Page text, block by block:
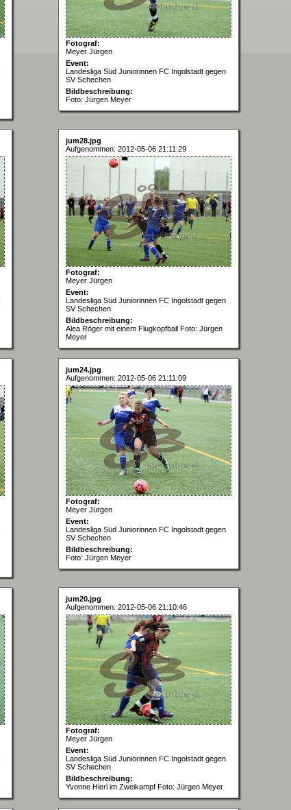
Fotograf:
Meyer Jürgen
Event:
Landesliga Süd Juniorinnen FC Ingolstadt gegen
SV Schechen
Bildbeschreibung:
Foto: Jürgen Meyer
jum28.jpg
Aufgenommen: 2012-05-06 21:11:29
Fotograf:
Meyer Jürgen
Event:
Landesliga Süd Juniorinnen FC Ingolstadt gegen
SV Schechen
Bildbeschreibung:
Alea Röger mit einem Flugkopfball Foto: Jürgen
Meyer
jum24.jpg
Aufgenommen: 2012-05-06 21:11:09
Fotograf:
Meyer Jürgen
Event:
Landesliga Süd Juniorinnen FC Ingolstadt gegen
SV Schechen
Bildbeschreibung:
Foto: Jürgen Meyer
jum20.jpg
Aufgenommen: 2012-05-06 21:10:46
Fotograf:
Meyer Jürgen
Event:
Landesliga Süd Juniorinnen FC Ingolstadt gegen
SV Schechen
Bildbeschreibung:
Yvonne Hierl im Zweikampf Foto: Jürgen Meyer